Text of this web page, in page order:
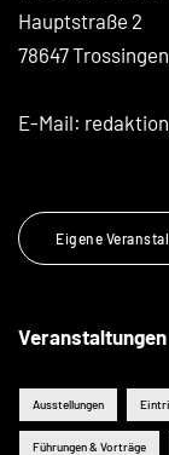
Hauptstraße 2
78647 Trossingen
E-Mail:
Eigene
Veranstaltungen
Ausstellungen
Führungen & Vorträge